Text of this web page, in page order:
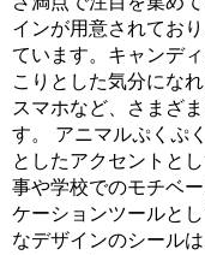
インが用意されてお
ています。キャンデ
こりとした気分にな
スマホなど、さまざ
す。 アニマルぷくぷ
としたアクセントと
事や学校でのモチベ
ケーションツールと
なデザインのシール